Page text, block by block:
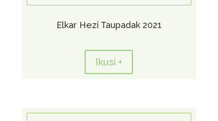
Elkar Hezi Taupadak 2021
Ikusi +